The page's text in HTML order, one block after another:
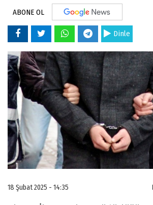
ABONE OL
Dinle
18 Şubat 2025 - 14:35